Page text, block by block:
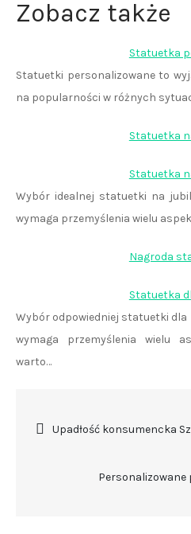
Zobacz także
Statuetka
Statuetki personalizowane to
na popularności w różnych
Statuetka
Statuetka
Wybór idealnej statuetki na
wymaga przemyślenia wielu
Nagroda
Statuetka
Wybór odpowiedniej statuetki
wymaga przemyślenia wielu
warto…
wpisu
Upadłość konsumencka
Personalizowane